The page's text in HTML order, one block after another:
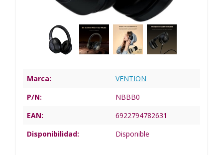
Marca:
VENTION
P/N:
NBBB0
EAN:
6922794782631
Disponibilidad:
Disponible